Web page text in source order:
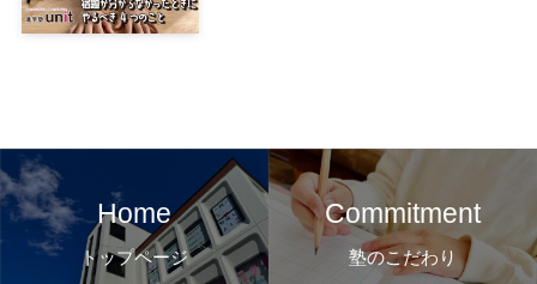
Home
トップページ
Commitment
塾のこだわり